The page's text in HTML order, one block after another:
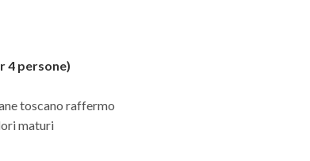
4 persone)
toscano raffermo
maturi